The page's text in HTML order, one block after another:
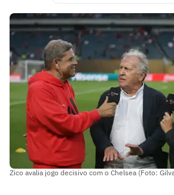
Zico avalia jogo decisivo com o Chelsea (Foto: